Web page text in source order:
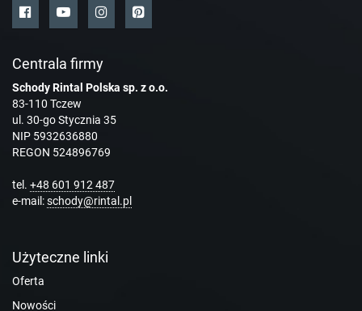
Centrala firmy
Schody Rintal Polska sp. z o.o.
83-110 Tczew
ul. 30-go Stycznia 35
NIP 5932636880
REGON 524896769
tel. +48 601 912 487
e-mail:schody@rintal.pl
Użyteczne linki
Oferta
Nowości